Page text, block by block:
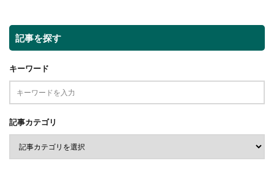
記事を探す
キーワード
記事カテゴリ